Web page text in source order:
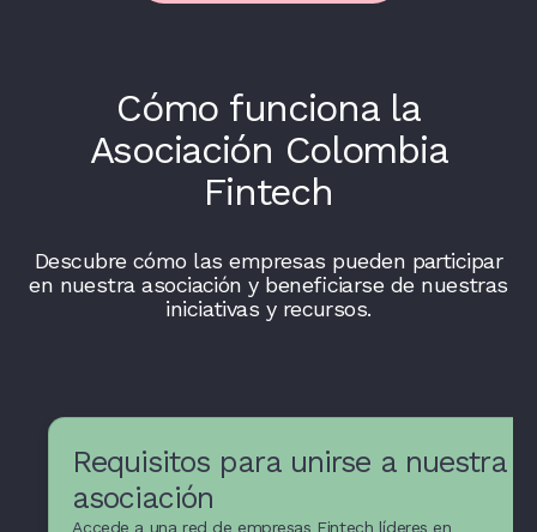
Cómo funciona la
Asociación Colombia
Fintech
Descubre cómo las empresas pueden participar
en nuestra asociación y beneficiarse de nuestras
iniciativas y recursos.
Requisitos para unirse a nuestra
asociación
Accede a una red de empresas Fintech líderes en